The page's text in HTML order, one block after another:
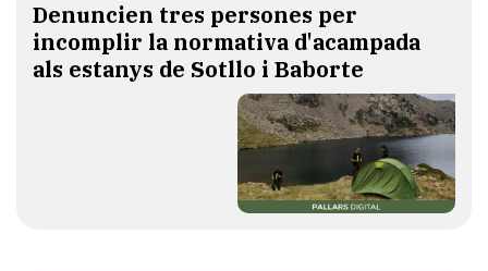
Denuncien tres persones per
incomplir la normativa d'acampada
als estanys de Sotllo i Baborte